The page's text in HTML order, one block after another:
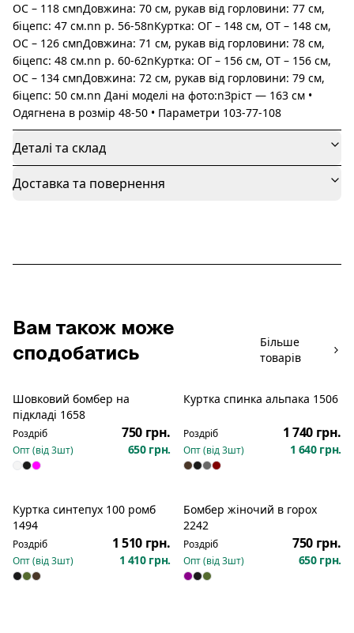
ОС – 118 смnДовжина: 70 см, рукав від горловини: 77 см,
біцепс: 47 см.nn р. 56-58nКуртка: ОГ – 148 см, ОТ – 148 см,
ОС – 126 смnДовжина: 71 см, рукав від горловини: 78 см,
біцепс: 48 см.nn р. 60-62nКуртка: ОГ – 156 см, ОТ – 156 см,
ОС – 134 смnДовжина: 72 см, рукав від горловини: 79 см,
біцепс: 50 см.nn Дані моделі на фото:nЗріст — 163 см •
Одягнена в розмір 48-50 • Параметри 103-77-108
Деталі та склад
Доставка та повернення
Вам також може
сподобатись
Більше
товарів
Новинка
Шовковий бомбер на
підкладі 1658
Роздріб 750 грн.
Опт (від3шт) 650 грн.
Куртка спинка альпака 1506
Роздріб 1 740 грн.
Опт (від3шт) 1 640 грн.
Новинка
Куртка синтепух 100 ромб
1494
Роздріб 1 510 грн.
Опт (від3шт) 1 410 грн.
Новинка
Бомбер жіночий в горох
2242
Роздріб 750 грн.
Опт (від3шт) 650 грн.